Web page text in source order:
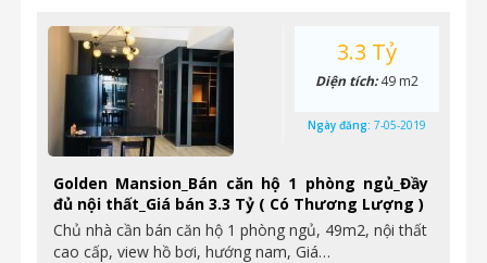
Golden Mansion_Bán căn hộ 1 phòng ngủ_Đầy
đủ nội thất_Giá bán 3.3 Tỷ ( Có Thương Lượng )
Chủ nhà cần bán căn hộ 1 phòng ngủ, 49m2, nội thất
cao cấp, view hồ bơi, hướng nam, Giá…
3.3 Tỷ
Diện tích:49 m2
Ngày đăng: 7-05-2019